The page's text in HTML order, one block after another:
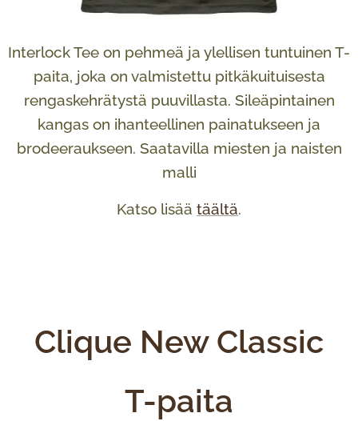
Interlock Tee on pehmeä ja ylellisen tuntuinen T-
paita, joka on valmistettu pitkäkuituisesta
rengaskehrätystä puuvillasta. Sileäpintainen
kangas on ihanteellinen painatukseen ja
brodeeraukseen. Saatavilla miesten ja naisten
malli
Katso lisää täältä.
Clique New Classic
T-paita